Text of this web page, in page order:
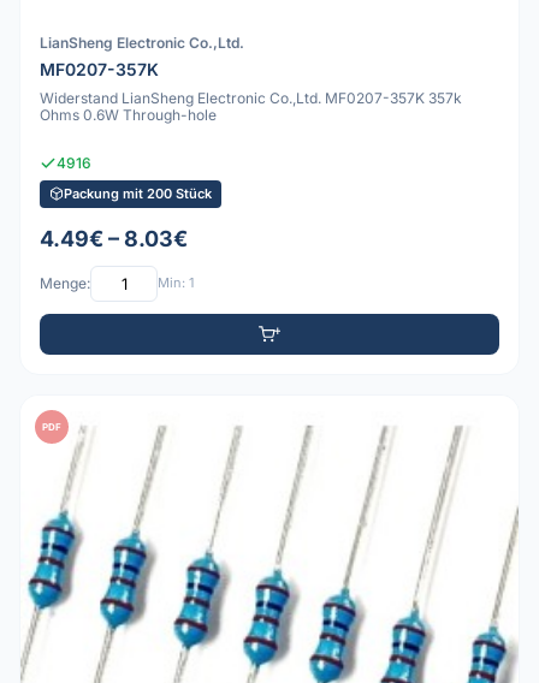
LianSheng Electronic Co.,Ltd.
MF0207-357K
Widerstand LianSheng Electronic Co.,Ltd. MF0207-357K 357k
Ohms 0.6W Through-hole
4916
Packung mit 200 Stück
4.49€ – 8.03€
Menge: Min: 1
PDF